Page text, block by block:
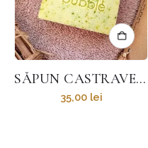
SĂPUN CASTRAVEȚI
35,00 lei